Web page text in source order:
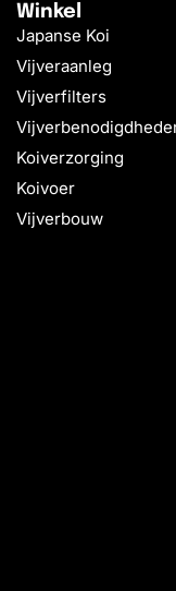
Winkel
Japanse Koi
Vijveraanleg
Vijverfilters
Koiverzorging
Koivoer
Vijverbouw